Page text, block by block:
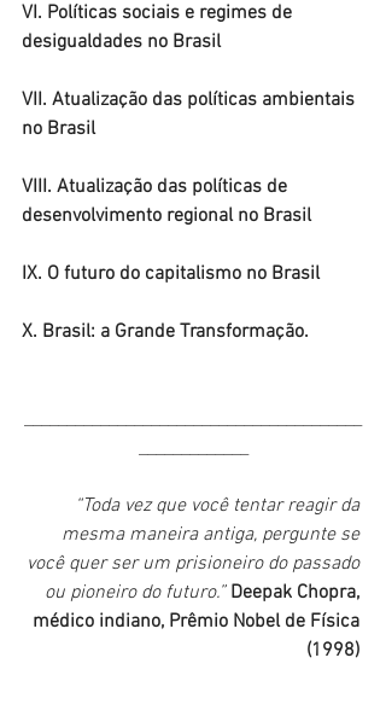
VI. Políticas sociais e regimes de
desigualdades no Brasil
VII. Atualização das políticas ambientais
no Brasil
VIII. Atualização das políticas de
desenvolvimento regional no Brasil
IX. O futuro do capitalismo no Brasil
X. Brasil: a Grande Transformação.
________________________________________
_____________
“Toda vez que você tentar reagir da
mesma maneira antiga, pergunte se
você quer ser um prisioneiro do passado
ou pioneiro do futuro.” Deepak Chopra,
médico indiano, Prêmio Nobel de Física
(1998)